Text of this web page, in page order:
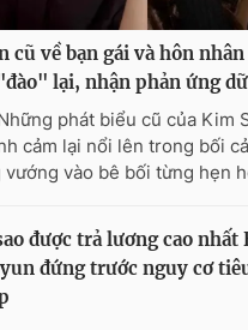
cũ về bạn gái và hôn
lại, nhận phản ứng
phát biểu cũ của Kim
cảm lại nổi lên trong bối
vướng vào bê bối từng hẹn
được trả lương cao nhất
đứng trước nguy cơ